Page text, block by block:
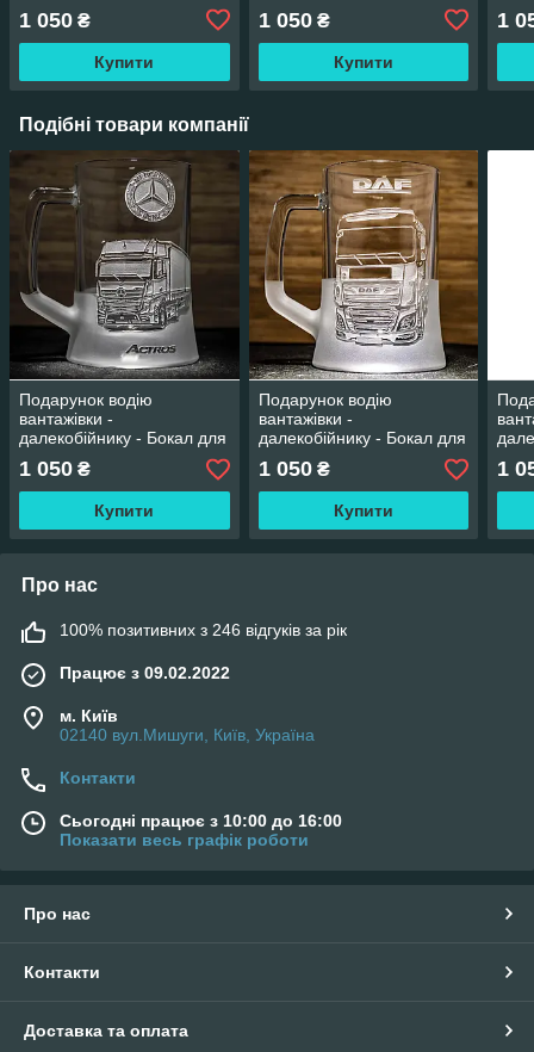
1 050 ₴
Купити
1 050₴
Купити
1
Подібні товари компанії
Подарунок водію
вантажівки -
далекобійнику - Бокал для
пива з гравіюванням
Mercedes Actros фура з
напівпричепом
1 050 ₴
Купити
Подарунок водію
вантажівки -
далекобійнику - Бокал для
пива з гравіюванням DAF
фура з напівпричепом
1 050₴
Купити
1
Про нас
100% позитивних з 246 відгуків за рік
Працює з 09.02.2022
м. Київ
02140 вул.Мишуги, Київ, Україна
Контакти
Сьогодні працює з 10:00 до 16:00
Показати весь графік роботи
Про нас
Контакти
Доставка та оплата